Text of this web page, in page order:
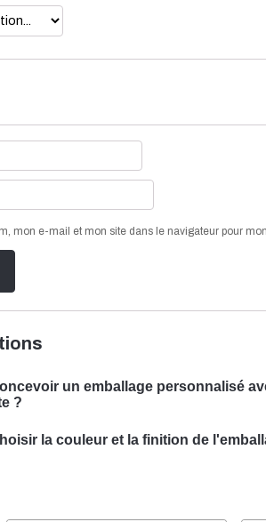
mon e-mail et mon site dans le navigateur pour
un emballage personnalisé
?
la conception de solutions d'emballage
la couleur et la finition de